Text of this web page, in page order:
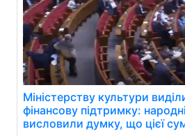
Міністерству культури
фінансову підтримку:
висловили думку, що цієї